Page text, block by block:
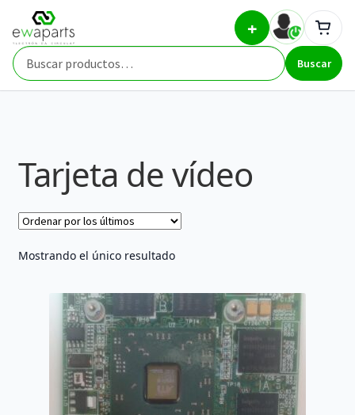
navegación
contenido
Buscar
por:
Buscar
+
Inicio
Tarjeta de vídeo
Mostrando el único resultado